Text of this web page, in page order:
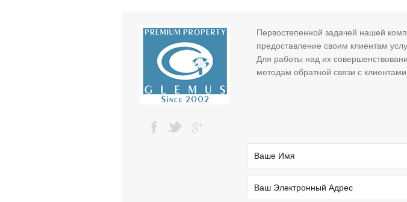
Первостепенной задачей нашей
предоставление своим клиентам
Для работы над их
методам обратной связи с